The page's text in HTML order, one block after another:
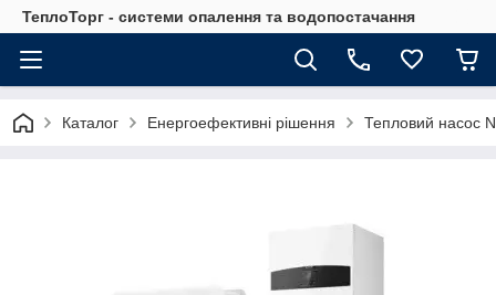
ТеплоТорг - системи опалення та водопостачання
Каталог Енергоефективні рішення Тепловий насос